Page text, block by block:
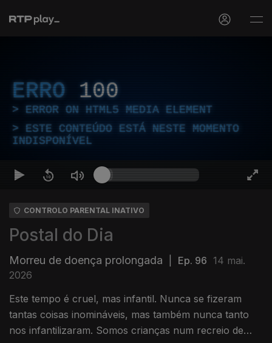
ERRO 100
ERROR ON HTML5 MEDIA ELEMENT
ESTE CONTEÚDO ESTÁ NESTE MOMENTO
INDISPONÍVEL
CONTROLO PARENTAL INATIVO
Postal do Dia
Morreu de doença prolongada Ep. 96 14 mai.
2026
Este tempo é cruel, mas infantil. Nunca se fizeram
tantas coisas inomináveis, mas também nunca tanto
nos infantilizaram. Somos crianças num recreio de